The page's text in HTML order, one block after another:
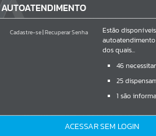
AUTOATENDIMENTO
Cadastre-se|Recuperar Senha
Estão
dos quais...
46
25
1 são
ACESSAR SEM LOGIN